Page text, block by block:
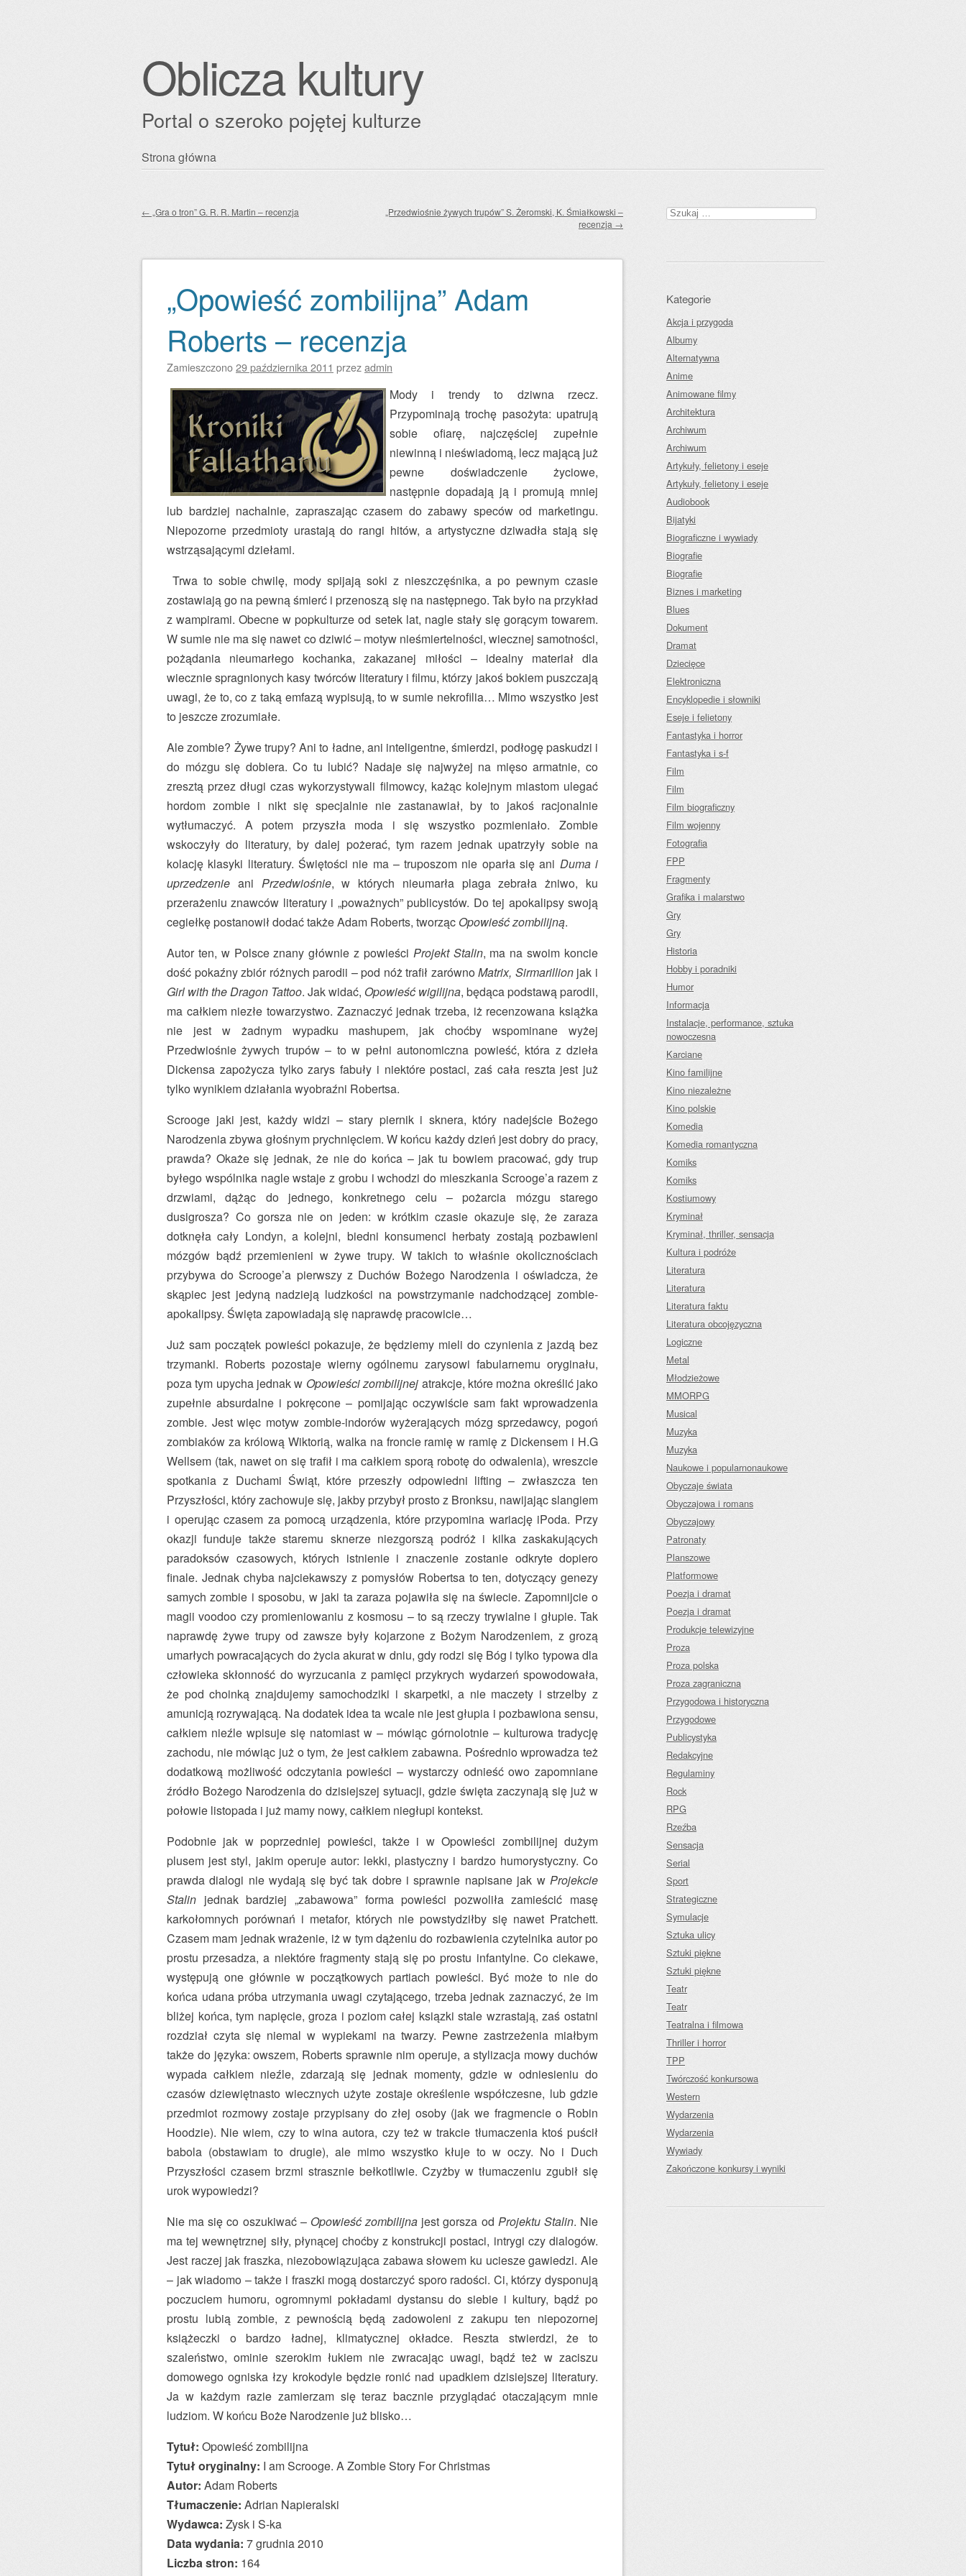
Oblicza kultury
Portal o szeroko pojętej kulturze
Przejdź
Strona główna
← „Gra o tron” G. R. R. Martin – recenzja
„Przedwiośnie żywych trupów” S. Żeromski, K. Śmiałkowski –
recenzja →
„Opowieść zombilijna” Adam
Roberts – recenzja
Zamieszczono29 października 2011 przezadmin
Mody i trendy to dziwna rzecz.
Przypominają trochę pasożyta: upatrują
sobie ofiarę, najczęściej zupełnie
niewinną i nieświadomą, lecz mającą już
pewne doświadczenie życiowe,
następnie dopadają ją i promują mniej
lub bardziej nachalnie, zapraszając czasem do zabawy speców od marketingu.
Niepozorne przedmioty urastają do rangi hitów, a artystyczne dziwadła stają się
wstrząsającymi dziełami.
Trwa to sobie chwilę, mody spijają soki z nieszczęśnika, a po pewnym czasie
zostawiają go na pewną śmierć i przenoszą się na następnego. Tak było na przykład
z wampirami. Obecne w popkulturze od setek lat, nagle stały się gorącym towarem.
W sumie nie ma się nawet co dziwić – motyw nieśmiertelności, wiecznej samotności,
pożądania nieumarłego kochanka, zakazanej miłości – idealny materiał dla
wiecznie spragnionych kasy twórców literatury i filmu, którzy jakoś bokiem puszczają
uwagi, że to, co z taką emfazą wypisują, to w sumie nekrofilia… Mimo wszystko jest
to jeszcze zrozumiałe.
Ale zombie? Żywe trupy? Ani to ładne, ani inteligentne, śmierdzi, podłogę paskudzi i
do mózgu się dobiera. Co tu lubić? Nadaje się najwyżej na mięso armatnie, co
zresztą przez długi czas wykorzystywali filmowcy, każąc kolejnym miastom ulegać
hordom zombie i nikt się specjalnie nie zastanawiał, by to jakoś racjonalnie
wytłumaczyć. A potem przyszła moda i się wszystko pozmieniało. Zombie
wskoczyły do literatury, by dalej pożerać, tym razem jednak upatrzyły sobie na
kolację klasyki literatury. Świętości nie ma – truposzom nie oparła się ani Duma i
uprzedzenie ani Przedwiośnie, w których nieumarła plaga zebrała żniwo, ku
przerażeniu znawców literatury i „poważnych” publicystów. Do tej apokalipsy swoją
cegiełkę postanowił dodać także Adam Roberts, tworząc Opowieść zombilijną.
Autor ten, w Polsce znany głównie z powieści Projekt Stalin, ma na swoim koncie
dość pokaźny zbiór różnych parodii – pod nóż trafił zarównoMatrix, Sirmarillionjak i
Girl with the Dragon Tattoo. Jak widać, Opowieść wigilijna, będąca podstawą parodii,
ma całkiem niezłe towarzystwo. Zaznaczyć jednak trzeba, iż recenzowana książka
nie jest w żadnym wypadku mashupem, jak choćby wspominane wyżej
Przedwiośnie żywych trupów – to w pełni autonomiczna powieść, która z dzieła
Dickensa zapożycza tylko zarys fabuły i niektóre postaci, zaś cała reszta jest już
tylko wynikiem działania wyobraźni Robertsa.
Scrooge jaki jest, każdy widzi – stary piernik i sknera, który nadejście Bożego
Narodzenia zbywa głośnym prychnięciem. W końcu każdy dzień jest dobry do pracy,
prawda? Okaże się jednak, że nie do końca – jak tu bowiem pracować, gdy trup
byłego wspólnika nagle wstaje z grobu i wchodzi do mieszkania Scrooge’a razem z
drzwiami, dążąc do jednego, konkretnego celu – pożarcia mózgu starego
dusigrosza? Co gorsza nie on jeden: w krótkim czasie okazuje się, że zaraza
dotknęła cały Londyn, a kolejni, biedni konsumenci herbaty zostają pozbawieni
mózgów bądź przemienieni w żywe trupy. W takich to właśnie okolicznościach
przybywa do Scrooge’a pierwszy z Duchów Bożego Narodzenia i oświadcza, że
skąpiec jest jedyną nadzieją ludzkości na powstrzymanie nadchodzącej zombie-
apokalipsy. Święta zapowiadają się naprawdę pracowicie…
Już sam początek powieści pokazuje, że będziemy mieli do czynienia z jazdą bez
trzymanki. Roberts pozostaje wierny ogólnemu zarysowi fabularnemu oryginału,
poza tym upycha jednak w Opowieści zombilijnej atrakcje, które można określić jako
zupełnie absurdalne i pokręcone – pomijając oczywiście sam fakt wprowadzenia
zombie. Jest więc motyw zombie-indorów wyżerających mózg sprzedawcy, pogoń
zombiaków za królową Wiktorią, walka na froncie ramię w ramię z Dickensem i H.G
Wellsem (tak, nawet on się trafił i ma całkiem sporą robotę do odwalenia), wreszcie
spotkania z Duchami Świąt, które przeszły odpowiedni lifting – zwłaszcza ten
Przyszłości, który zachowuje się, jakby przybył prosto z Bronksu, nawijając slangiem
i operując czasem za pomocą urządzenia, które przypomina wariację iPoda. Przy
okazji funduje także staremu sknerze niezgorszą podróż i kilka zaskakujących
paradoksów czasowych, których istnienie i znaczenie zostanie odkryte dopiero
finale. Jednak chyba najciekawszy z pomysłów Robertsa to ten, dotyczący genezy
samych zombie i sposobu, w jaki ta zaraza pojawiła się na świecie. Zapomnijcie o
magii voodoo czy promieniowaniu z kosmosu – to są rzeczy trywialne i głupie. Tak
naprawdę żywe trupy od zawsze były kojarzone z Bożym Narodzeniem, z grozą
umarłych powracających do życia akurat w dniu, gdy rodzi się Bóg i tylko typowa dla
człowieka skłonność do wyrzucania z pamięci przykrych wydarzeń spowodowała,
że pod choinką znajdujemy samochodziki i skarpetki, a nie maczety i strzelby z
amunicją rozrywającą. Na dodatek idea ta wcale nie jest głupia i pozbawiona sensu,
całkiem nieźle wpisuje się natomiast w – mówiąc górnolotnie – kulturowa tradycję
zachodu, nie mówiąc już o tym, że jest całkiem zabawna. Pośrednio wprowadza też
dodatkową możliwość odczytania powieści – wystarczy odnieść owo zapomniane
źródło Bożego Narodzenia do dzisiejszej sytuacji, gdzie święta zaczynają się już w
połowie listopada i już mamy nowy, całkiem niegłupi kontekst.
Podobnie jak w poprzedniej powieści, także i w Opowieści zombilijnej dużym
plusem jest styl, jakim operuje autor: lekki, plastyczny i bardzo humorystyczny. Co
prawda dialogi nie wydają się być tak dobre i sprawnie napisane jak w Projekcie
Stalin jednak bardziej „zabawowa” forma powieści pozwoliła zamieścić masę
karkołomnych porównań i metafor, których nie powstydziłby się nawet Pratchett.
Czasem mam jednak wrażenie, iż w tym dążeniu do rozbawienia czytelnika autor po
prostu przesadza, a niektóre fragmenty stają się po prostu infantylne. Co ciekawe,
występują one głównie w początkowych partiach powieści. Być może to nie do
końca udana próba utrzymania uwagi czytającego, trzeba jednak zaznaczyć, że im
bliżej końca, tym napięcie, groza i poziom całej ksiązki stale wzrastają, zaś ostatni
rozdział czyta się niemal w wypiekami na twarzy. Pewne zastrzeżenia miałbym
także do języka: owszem, Roberts sprawnie nim operuje, a stylizacja mowy duchów
wypada całkiem nieźle, zdarzają się jednak momenty, gdzie w odniesieniu do
czasów dziewiętnasto wiecznych użyte zostaje określenie współczesne, lub gdzie
przedmiot rozmowy zostaje przypisany do złej osoby (jak we fragmencie o Robin
Hoodzie). Nie wiem, czy to wina autora, czy też w trakcie tłumaczenia ktoś puścił
babola (obstawiam to drugie), ale mimo wszystko kłuje to w oczy. No i Duch
Przyszłości czasem brzmi strasznie bełkotliwie. Czyżby w tłumaczeniu zgubił się
urok wypowiedzi?
Nie ma się co oszukiwać – Opowieść zombilijna jest gorsza od Projektu Stalin. Nie
ma tej wewnętrznej siły, płynącej choćby z konstrukcji postaci, intrygi czy dialogów.
Jest raczej jak fraszka, niezobowiązująca zabawa słowem ku uciesze gawiedzi. Ale
– jak wiadomo – także i fraszki mogą dostarczyć sporo radości. Ci, którzy dysponują
poczuciem humoru, ogromnymi pokładami dystansu do siebie i kultury, bądź po
prostu lubią zombie, z pewnością będą zadowoleni z zakupu ten niepozornej
książeczki o bardzo ładnej, klimatycznej okładce. Reszta stwierdzi, że to
szaleństwo, ominie szerokim łukiem nie zwracając uwagi, bądź też w zaciszu
domowego ogniska łzy krokodyle będzie ronić nad upadkiem dzisiejszej literatury.
Ja w każdym razie zamierzam się teraz bacznie przyglądać otaczającym mnie
ludziom. W końcu Boże Narodzenie już blisko…
Tytuł: Opowieść zombilijna
Tytuł oryginalny: I am Scrooge. A Zombie Story For Christmas
Autor: Adam Roberts
Tłumaczenie: Adrian Napieralski
Wydawca: Zysk i S-ka
Data wydania: 7 grudnia 2010
Liczba stron: 164
Szukaj:
Kategorie
Akcja i przygoda
Albumy
Alternatywna
Anime
Animowane filmy
Architektura
Archiwum
Archiwum
Artykuły, felietony i eseje
Artykuły, felietony i eseje
Audiobook
Bijatyki
Biograficzne i wywiady
Biografie
Biografie
Biznes i marketing
Blues
Dokument
Dramat
Dziecięce
Elektroniczna
Encyklopedie i słowniki
Eseje i felietony
Fantastyka i horror
Fantastyka i s-f
Film
Film
Film biograficzny
Film wojenny
Fotografia
FPP
Fragmenty
Grafika i malarstwo
Gry
Gry
Historia
Hobby i poradniki
Humor
Informacja
Instalacje, performance, sztuka
nowoczesna
Karciane
Kino familijne
Kino niezależne
Kino polskie
Komedia
Komedia romantyczna
Komiks
Komiks
Kostiumowy
Kryminał
Kryminał, thriller, sensacja
Kultura i podróże
Literatura
Literatura
Literatura faktu
Literatura obcojęzyczna
Logiczne
Metal
Młodzieżowe
MMORPG
Musical
Muzyka
Muzyka
Naukowe i popularnonaukowe
Obyczaje świata
Obyczajowa i romans
Obyczajowy
Patronaty
Planszowe
Platformowe
Poezja i dramat
Poezja i dramat
Produkcje telewizyjne
Proza
Proza polska
Proza zagraniczna
Przygodowa i historyczna
Przygodowe
Publicystyka
Redakcyjne
Regulaminy
Rock
RPG
Rzeźba
Sensacja
Serial
Sport
Strategiczne
Symulacje
Sztuka ulicy
Sztuki piękne
Sztuki piękne
Teatr
Teatr
Teatralna i filmowa
Thriller i horror
TPP
Twórczość konkursowa
Western
Wydarzenia
Wydarzenia
Wywiady
Zakończone konkursy i wyniki